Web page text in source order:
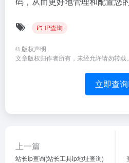
IP查询
© 版权声明
文章版权归作者所有，未经允许请勿转载。
立即查
上一篇
站长ip查询(站长工具ip地址查询)